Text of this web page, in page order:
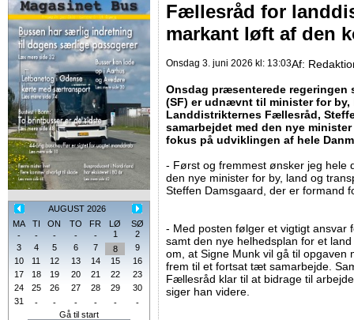
AUGUST 2026
MA
TI ON TO FR LØ
SØ
-
- - - - 1
2
3
4 5 6 7 8
9
10
11 12 13 14 15
16
17
18 19 20 21 22
23
24
25 26 27 28 29
30
31
- - - - -
-
Gå til start
Fællesråd for
markant løft af den
Onsdag 3. juni 2026 kl: 13:03Af:
Onsdag præsenterede
(SF) er udnævnt til minister for
Landdistrikternes Fællesråd,
samarbejdet med den nye
fokus på udviklingen af hele
- Først og fremmest ønsker jeg hele
den nye minister for by, land og
Steffen Damsgaard, der er formand
- Med posten følger et vigtigt ansvar
samt den nye helhedsplan for et
om, at Signe Munk vil gå til opgaven
frem til et fortsat tæt samarbejde.
Fællesråd klar til at bidrage til
siger han videre.